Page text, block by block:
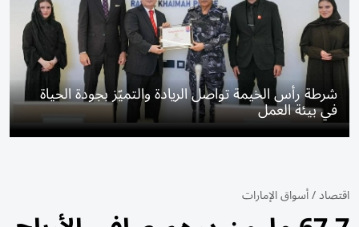
شرطة رأس الخيمة تواصل الريادة والتميّز بجودة الحياة
في بيئة العمل
اقتصاد/أسواق الإمارات